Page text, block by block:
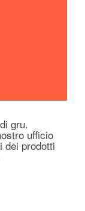
gru.
ufficio
dei prodotti